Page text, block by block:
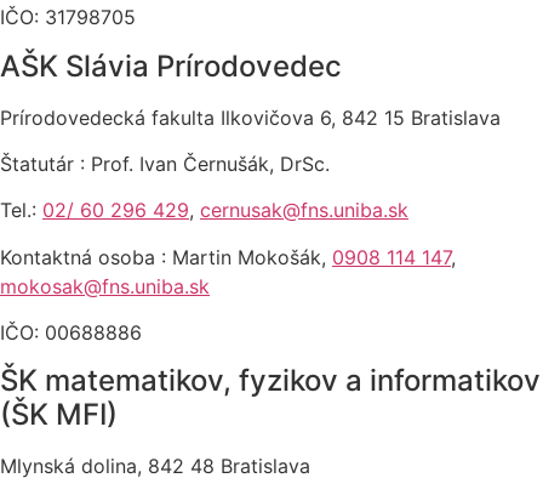
IČO: 31798705
AŠK Slávia Prírodovedec
Prírodovedecká fakulta Ilkovičova 6, 842 15 Bratislava
Štatutár : Prof. Ivan Černušák, DrSc.
Tel.: 02/ 60 296 429, cernusak@fns.uniba.sk
Kontaktná osoba : Martin Mokošák, 0908 114 147,
mokosak@fns.uniba.sk
IČO: 00688886
ŠK matematikov, fyzikov a informatikov
(ŠK MFI)
Mlynská dolina, 842 48 Bratislava